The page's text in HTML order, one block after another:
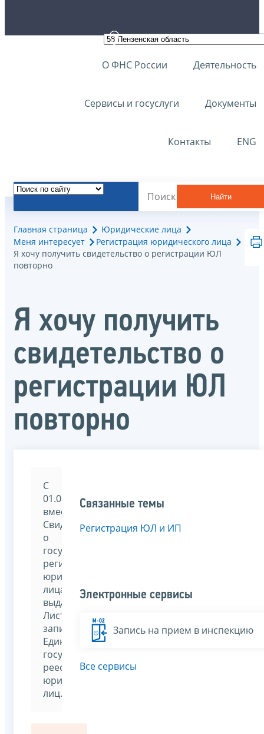
О ФНС России Деятельность
Сервисы и госуслуги Документы
Контакты ENG
Найти
Главная страница
Юридические лица
Меня интересует
Регистрация юридического лица
Я хочу получить свидетельство о регистрации ЮЛ
повторно
Я хочу получить
свидетельство о
регистрации ЮЛ
повторно
С
01.01.2017
вместо
Свидетельства
о
государственной
регистрации
юридического
лица
выдаётся
Лист
записи
Единого
государственного
реестра
юридических
лиц.
Связанные темы
Регистрация ЮЛ и ИП
Электронные сервисы
Запись на прием в инспекцию
Все сервисы